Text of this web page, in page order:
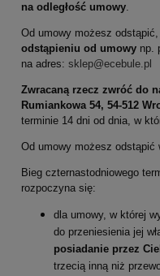
na odległość umowy.
Od umowy możesz odstąpić,
odstąpieniu od umowy np.
na adres: sklep@ecebule.pl
Zwracaną rzecz zwróć do
Rumiankowa 54, 54-512
terminie 14 dni od dnia, w
Od umowy możesz odstąpić
Bieg czternastodniowego
rozpoczyna się:
dla umowy, w której
do przeniesienia jej
posiadanie przez
trzecią inną niż